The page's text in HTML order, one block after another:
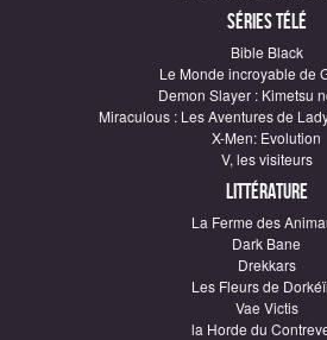
Séries télé
Bible Black
Le Monde incroyable de
Demon Slayer : Kimetsu
Miraculous : Les Aventures de
X-Men: Evolution
V, les visiteurs
Littérature
La Ferme des
Dark Bane
Drekkars
Les Fleurs de
Vae Victis
la Horde du